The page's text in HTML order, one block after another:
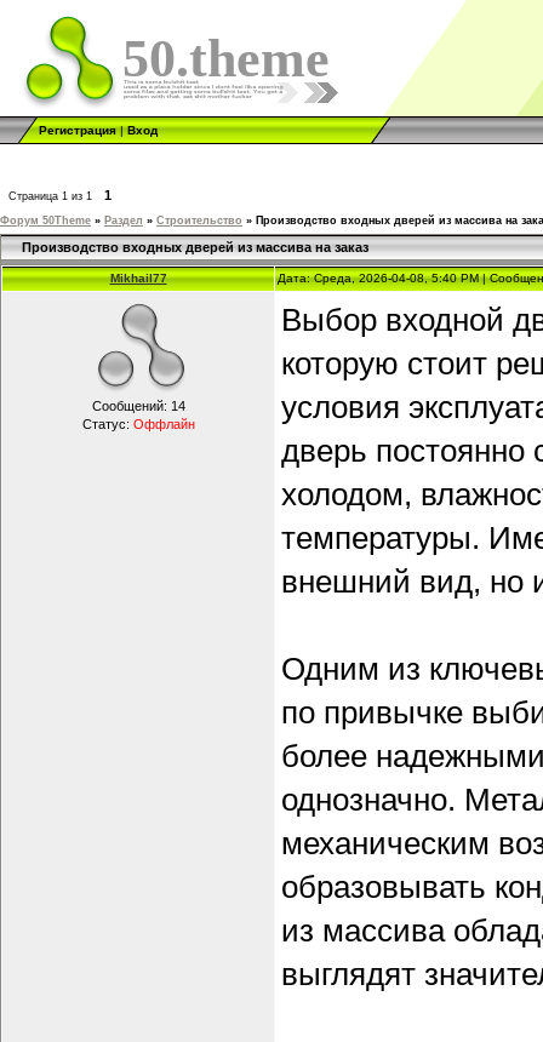
50.theme
Регистрация|Вход
Страница 1 из 1 1
Форум 50Theme » Раздел » Строительство » Производство входных дверей из массива на
Производство входных дверей из массива на заказ
Mikhail77 Дата: Среда, 2026-04-08, 5:40 PM |
Сообщений: 14
Статус: Оффлайн
Выбор входной
которую стоит
условия
дверь постоянно
холодом,
температуры.
внешний вид, но
Одним из
по привычке
более
однозначно.
механическим
образовывать
из массива
выглядят